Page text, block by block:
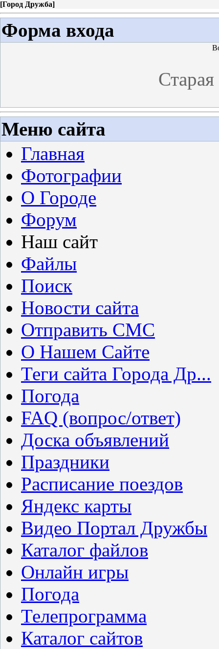
[Город Дружба]
Форма входа
Меню сайта
Главная
Фотографии
О Городе
Форум
Наш сайт
Файлы
Поиск
Новости сайта
Отправить СМС
О Нашем Сайте
Теги сайта Города Др...
Погода
FAQ (вопрос/ответ)
Доска объявлений
Праздники
Расписание поездов
Яндекс карты
Видео Портал Дружбы
Каталог файлов
Онлайн игры
Погода
Телепрограмма
Каталог сайтов